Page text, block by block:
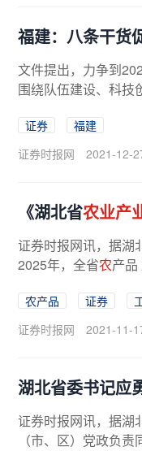
福建：八条干货
文件提出，力争到
围绕队伍建设、科技
证券
福建
证券时报网
2021-12-
《湖北省农业产
证券时报网讯，据湖
2025年，全省农产品
农产品 证券
证券时报网
2021-11-
湖北省委书记应
证券时报网讯，据湖
（市、区）党政负